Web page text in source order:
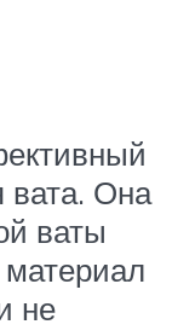
вата. Она
ваты
материал
не